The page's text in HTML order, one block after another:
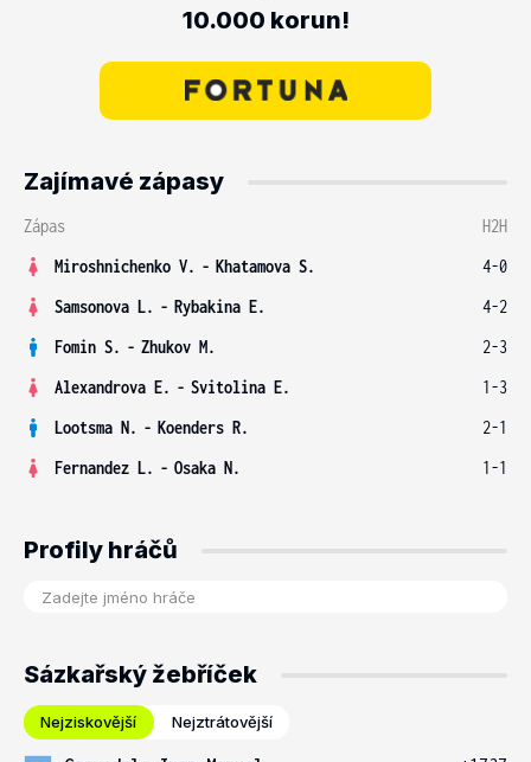
10.000 korun!
Zajímavé zápasy
Zápas
H2H
Miroshnichenko V. - Khatamova S.
4-0
Samsonova L. - Rybakina E.
4-2
Fomin S. - Zhukov M.
2-3
Alexandrova E. - Svitolina E.
1-3
Lootsma N. - Koenders R.
2-1
Fernandez L. - Osaka N. 1-1
Profily hráčů
Sázkařský žebříček
Nejziskovější Nejztrátovější